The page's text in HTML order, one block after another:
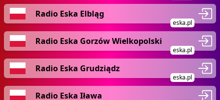
Radio Eska Elbląg
eska.pl
Radio Eska Gorzów Wielkopolski
eska.pl
Radio Eska Grudziądz
eska.pl
Radio Eska Iława